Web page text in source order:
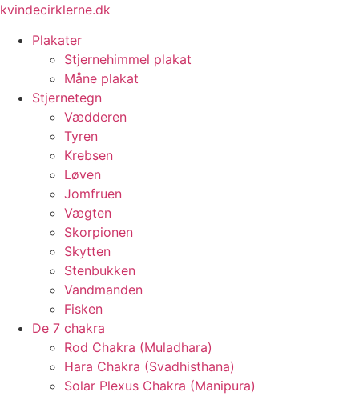
Videre
indhold
kvindecirklerne.dk
Plakater
Stjernehimmel plakat
Måne plakat
Stjernetegn
Vædderen
Tyren
Krebsen
Løven
Jomfruen
Vægten
Skorpionen
Skytten
Stenbukken
Vandmanden
Fisken
De 7 chakra
Rod Chakra (Muladhara)
Hara Chakra (Svadhisthana)
Solar Plexus Chakra (Manipura)